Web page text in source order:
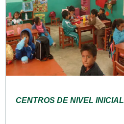
CENTROS DE NIVEL INICIAL